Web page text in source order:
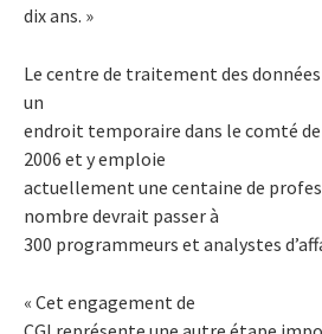
dix ans. »
Le centre de traitement des données
un
endroit temporaire dans le comté
2006 et y emploie
actuellement une centaine de
nombre devrait passer à
300 programmeurs et analystes
« Cet engagement de